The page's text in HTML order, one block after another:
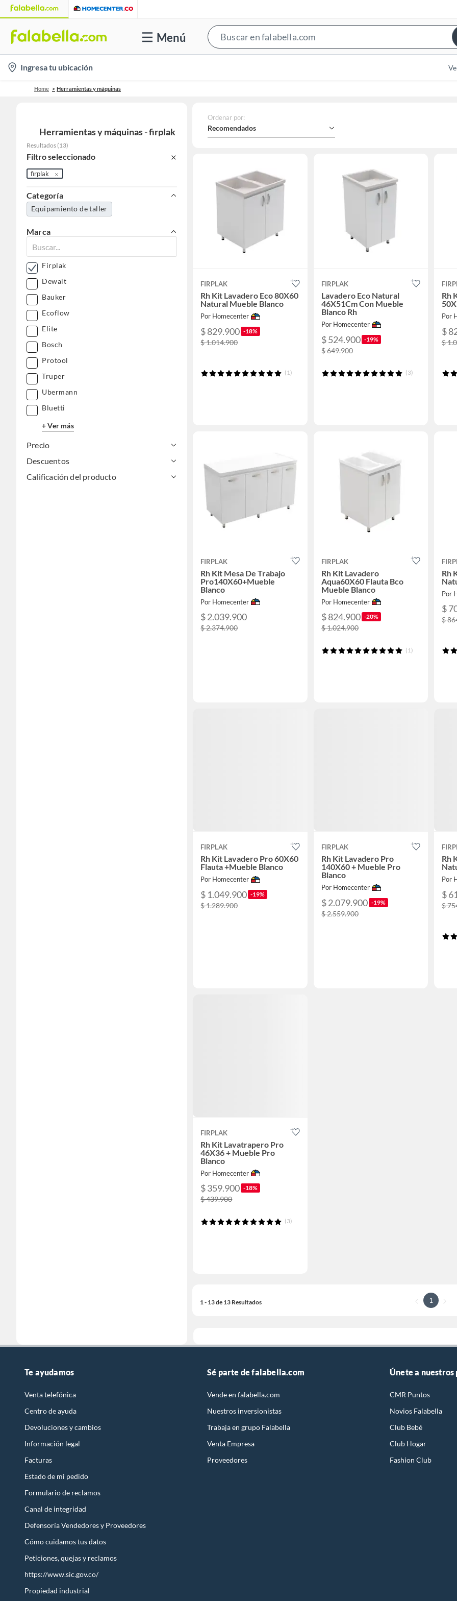
Menú
Bar
location-
icon
Ingresa tu ubicación
Home Herramientas y máquinas
Herramientas y máquinas - firplak
Resultados (13)
Filtro seleccionado
firplak
Categoría
Equipamiento de taller
Marca
Firplak
Dewalt
Bauker
Ecoflow
Elite
Bosch
Protool
Truper
Ubermann
Bluetti
+ Ver más
Precio
Descuentos
Calificación del producto
Ordenar por:
Recomendados
FIRPLAK
Rh Kit Lavadero Eco 80X60
Natural Mueble Blanco
Por Homecenter
$ 829.900 -18%
$ 1.014.900
(1)
FIRPLAK
Lavadero Eco Natural
46X51Cm Con Mueble
Blanco Rh
Por Homecenter
$ 524.900 -19%
$ 649.900
(3)
Rh
Por
$
$
FIRPLAK
Rh Kit Mesa De Trabajo
Pro140X60+Mueble
Blanco
Por Homecenter
$ 2.039.900
$ 2.374.900
FIRPLAK
Rh Kit Lavadero
Aqua60X60 Flauta Bco
Mueble Blanco
Por Homecenter
$ 824.900 -20%
$ 1.024.900
(1)
Rh
Por
$
$
FIRPLAK
Rh Kit Lavadero Pro 60X60
Flauta +Mueble Blanco
Por Homecenter
$ 1.049.900 -19%
$ 1.289.900
FIRPLAK
Rh Kit Lavadero Pro
140X60 + Mueble Pro
Blanco
Por Homecenter
$ 2.079.900 -19%
$ 2.559.900
Rh
Por
$
$
FIRPLAK
Rh Kit Lavatrapero Pro
46X36 + Mueble Pro
Blanco
Por Homecenter
$ 359.900 -18%
$ 439.900
(3)
1 - 13 de 13 Resultados 1
Te ayudamos
Venta telefónica
Centro de ayuda
Devoluciones y cambios
Información legal
Facturas
Estado de mi pedido
Formulario de reclamos
Canal de integridad
Defensoría Vendedores y Proveedores
Cómo cuidamos tus datos
Peticiones, quejas y reclamos
https://www.sic.gov.co/
Propiedad industrial
Sé parte de falabella.com
Vende en falabella.com
Nuestros inversionistas
Trabaja en grupo Falabella
Venta Empresa
Proveedores
Únete a nuestros
CMR Puntos
Novios Falabella
Club Bebé
Club Hogar
Fashion Club